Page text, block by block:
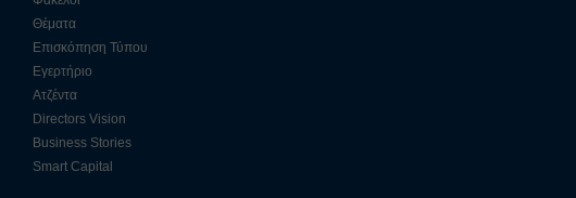
Θέματα
Επισκόπηση Τύπου
Εγερτήριο
Ατζέντα
Directors Vision
Business Stories
Smart Capital